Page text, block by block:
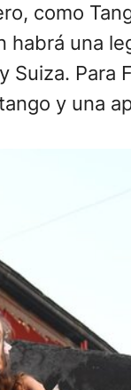
como
habrá una
y una